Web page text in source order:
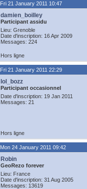
Fri 21 January 2011 10:47
damien_boilley
Participant assidu
Lieu: Grenoble
Date d'inscription: 16 Apr 2009
Messages: 224
Hors ligne
Fri 21 January 2011 22:29
lol_bozz
Participant occasionnel
Date d'inscription: 19 Jan 2011
Messages: 21
Hors ligne
Mon 24 January 2011 09:42
Robin
GeoRezo forever
Lieu: France
Date d'inscription: 31 Aug 2005
Messages: 13619